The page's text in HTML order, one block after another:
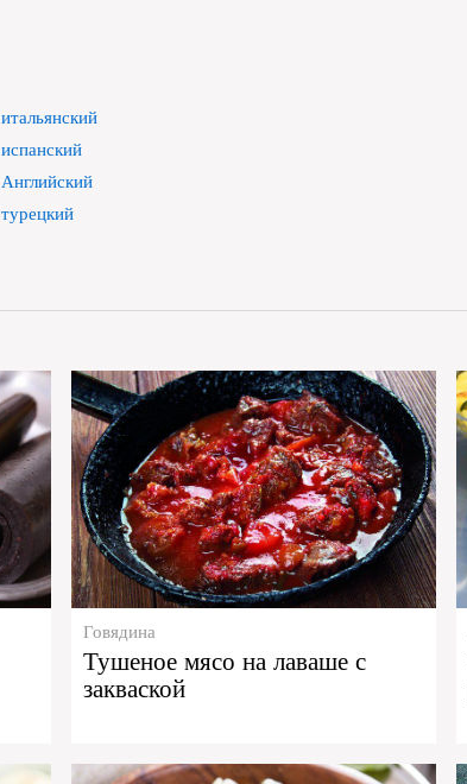
итальянский
испанский
Английский
турецкий
Говядина
Тушеное мясо на лаваше с
закваской